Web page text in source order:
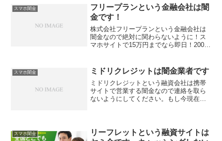
規の貸金業登録のない違法会社です。
スマホ闇金
フリープランという金融会社は闇
金です！
株式会社フリープランという金融会社は
闇金なので絶対に関わらないように！ス
マホサイトで15万円までなら即日！200万
スマホ闇金 ミドリクレジットは闇金業者です
ミドリクレジットという融資会社は携帯
サイトで営業する闇金なので連絡を取ら
ないようにしてください。もし今現在電
資専門、スピード審査...
スマホ闇金
リーフレットという融資サイトは